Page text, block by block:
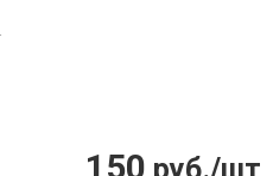
150 руб./шт